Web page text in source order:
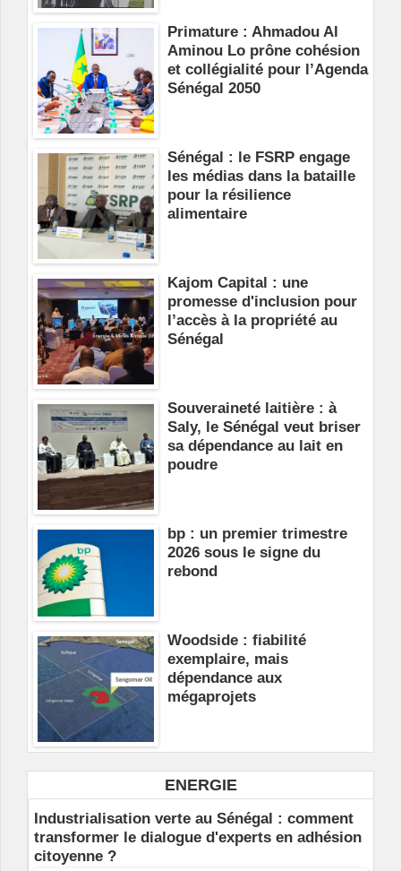
Primature : Ahmadou Al
Aminou Lo prône cohésion
et collégialité pour l’Agenda
Sénégal 2050
Sénégal : le FSRP engage
les médias dans la bataille
pour la résilience
alimentaire
Kajom Capital : une
promesse d'inclusion pour
l’accès à la propriété au
Sénégal
Souveraineté laitière : à
Saly, le Sénégal veut briser
sa dépendance au lait en
poudre
bp : un premier trimestre
2026 sous le signe du
rebond
Woodside : fiabilité
exemplaire, mais
dépendance aux
mégaprojets
ENERGIE
Industrialisation verte au Sénégal : comment
transformer le dialogue d'experts en adhésion
citoyenne ?